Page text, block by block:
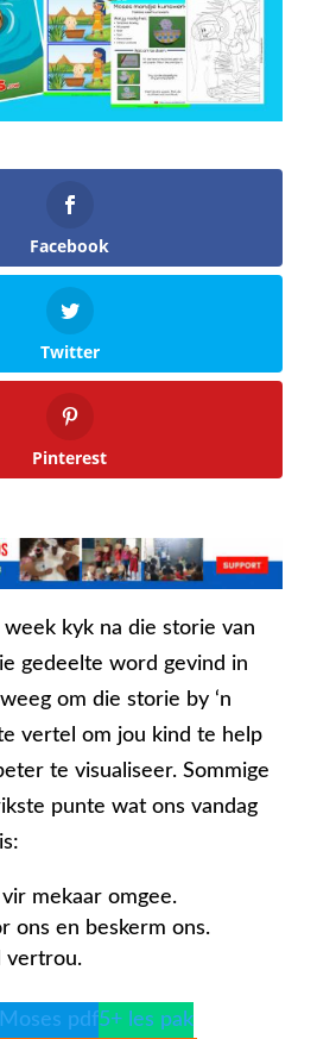
Facebook
Twitter
Pinterest
kyk na die storie van
gedeelte word gevind in
om die storie by ‘n
vertel om jou kind te help
te visualiseer. Sommige
punte wat ons vandag
mekaar omgee.
ons en beskerm ons.
vertrou.
pdf5+ les pak